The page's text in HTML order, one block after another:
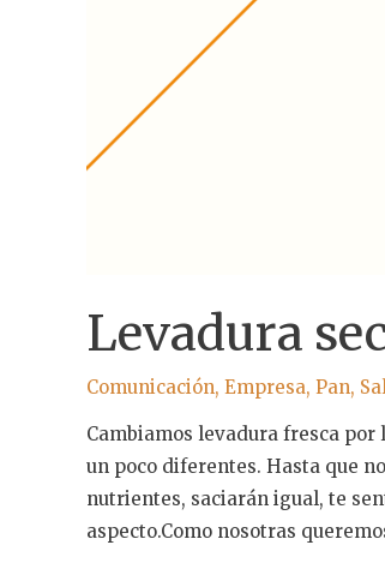
Levadura
Comunicación, Empresa, Pan,
Cambiamos levadura fresca por
un poco diferentes. Hasta que
nutrientes, saciarán igual, te
aspecto.Como nosotras